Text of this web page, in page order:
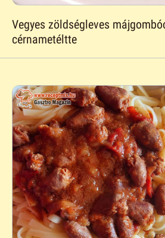
Vegyes zöldségleves
cérnametéltte